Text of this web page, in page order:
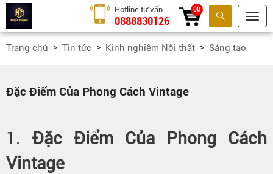
Tìm kiếm
Hotline tư vấn
0888830126
00
Trang chủ Tin tức Kinh nghiệm Nội thất Sáng tạo
Đặc Điểm Của Phong Cách Vintage
1. Đặc Điểm Của Phong Cách
Vintage